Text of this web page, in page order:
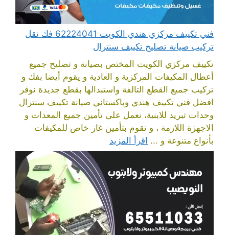
فني تكييف مركزي هندي الكويت 62224041 فك نقل
تركيب صيانة تصليح تكييف سنترال
تكييف مركزي الكويت المختص بصيانة و تصليح جميع
أعطال المكيفات المركزية و العادية و يقوم أيضا بفك و
تركيب جميع القطع التالفة واستبدالها بقطع جديدة نوفر
افضل فني تكييف هندي وباكستاني صيانة تكييف سنترال
وحدات تبريد للابنية، نعمل على تأمين جميع المعدات و
الاجهزة اللازمة ، و نقوم بتأمين غاز خاص للمكيفات
بأنواع متنوعة و ... اقرأ المزيد